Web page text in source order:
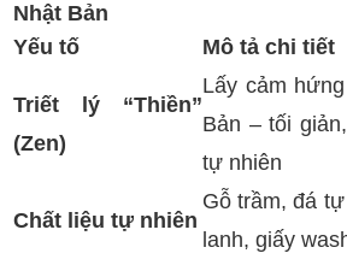
Nhật Bản
Yếu tố
Mô tả chi tiết
Triết lý “Thiền”
(Zen)
Lấy cảm
Bản – tối
tự nhiên
Chất liệu tự nhiên
Gỗ trầm, đá
lanh, giấy